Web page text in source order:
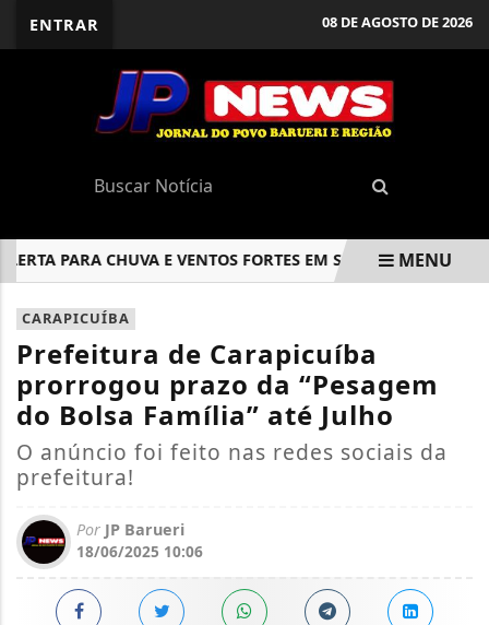
ENTRAR 08 DE AGOSTO DE 2026
PARA CHUVA E VENTOS FORTES EM SP A PARTIR DE
EM ALTA
MENU
CARAPICUÍBA
Prefeitura de Carapicuíba
prorrogou prazo da “Pesagem
do Bolsa Família” até Julho
O anúncio foi feito nas redes sociais da
prefeitura!
Por JP Barueri
18/06/2025 10:06